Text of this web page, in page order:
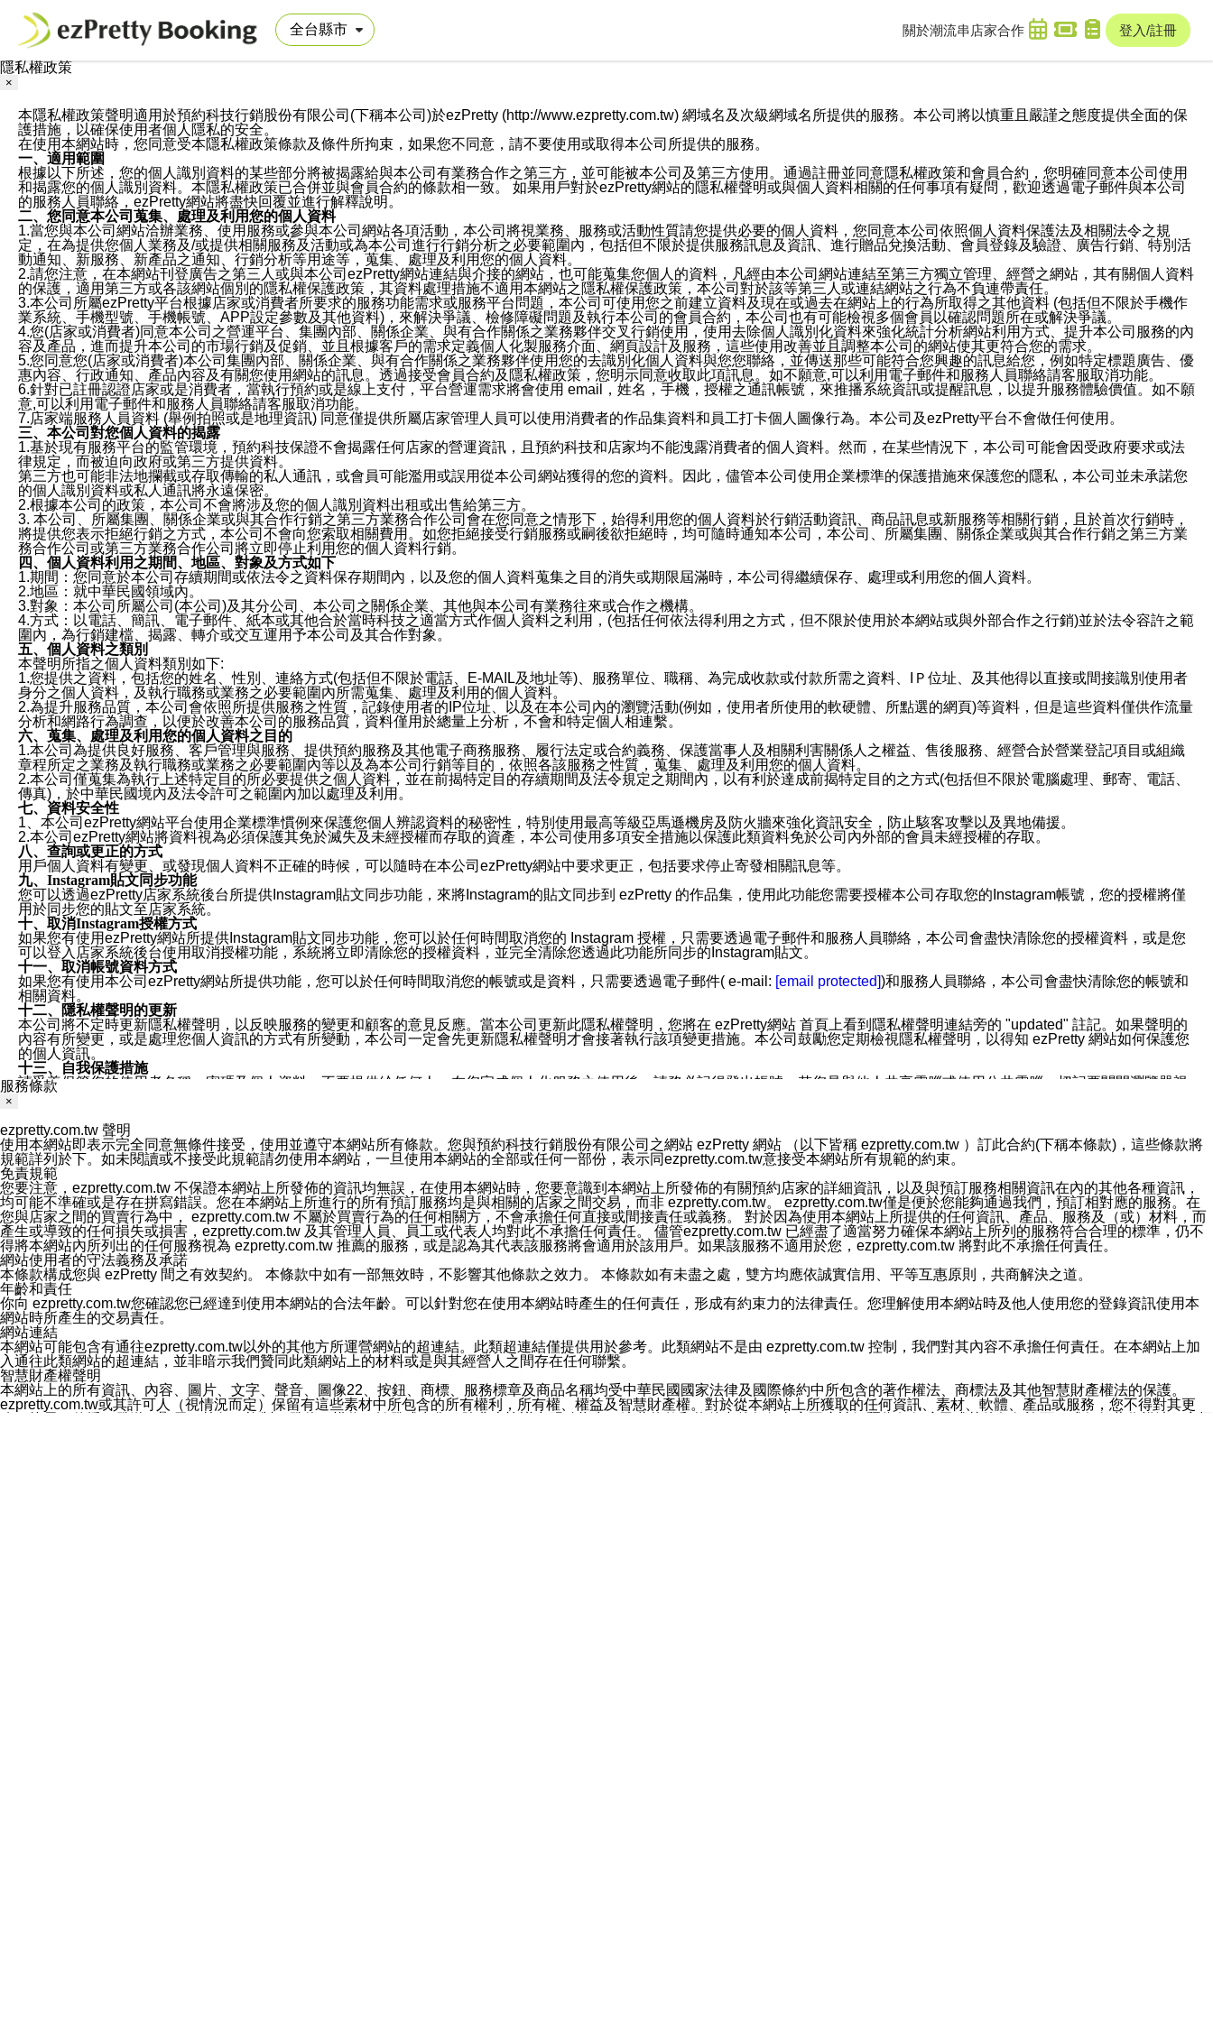
關於潮流串 店家合作 登入/註冊
隱私權政策
×
本隱私權政策聲明適用於預約科技行銷股份有限公司(下稱本公司)於ezPretty (http://www.ezpretty.com.tw) 網域名及次級網域名所提供的服務。本公司將以慎重且嚴謹之態度提供全面的保
護措施，以確保使用者個人隱私的安全。
在使用本網站時，您同意受本隱私權政策條款及條件所拘束，如果您不同意，請不要使用或取得本公司所提供的服務。
一、適用範圍
根據以下所述，您的個人識別資料的某些部分將被揭露給與本公司有業務合作之第三方，並可能被本公司及第三方使用。通過註冊並同意隱私權政策和會員合約，您明確同意本公司使用
和揭露您的個人識別資料。本隱私權政策已合併並與會員合約的條款相一致。 如果用戶對於ezPretty網站的隱私權聲明或與個人資料相關的任何事項有疑問，歡迎透過電子郵件與本公司
的服務人員聯絡，ezPretty網站將盡快回覆並進行解釋說明。
二、您同意本公司蒐集、處理及利用您的個人資料
1.當您與本公司網站洽辦業務、使用服務或參與本公司網站各項活動，本公司將視業務、服務或活動性質請您提供必要的個人資料，您同意本公司依照個人資料保護法及相關法令之規
定，在為提供您個人業務及/或提供相關服務及活動或為本公司進行行銷分析之必要範圍內，包括但不限於提供服務訊息及資訊、進行贈品兌換活動、會員登錄及驗證、廣告行銷、特別活
動通知、新服務、新產品之通知、行銷分析等用途等，蒐集、處理及利用您的個人資料。
2.請您注意，在本網站刊登廣告之第三人或與本公司ezPretty網站連結與介接的網站，也可能蒐集您個人的資料，凡經由本公司網站連結至第三方獨立管理、經營之網站，其有關個人資料
的保護，適用第三方或各該網站個別的隱私權保護政策，其資料處理措施不適用本網站之隱私權保護政策，本公司對於該等第三人或連結網站之行為不負連帶責任。
3.本公司所屬ezPretty平台根據店家或消費者所要求的服務功能需求或服務平台問題，本公司可使用您之前建立資料及現在或過去在網站上的行為所取得之其他資料 (包括但不限於手機作
業系統、手機型號、手機帳號、APP設定參數及其他資料)，來解決爭議、檢修障礙問題及執行本公司的會員合約，本公司也有可能檢視多個會員以確認問題所在或解決爭議。
4.您(店家或消費者)同意本公司之營運平台、集團內部、關係企業、與有合作關係之業務夥伴交叉行銷使用，使用去除個人識別化資料來強化統計分析網站利用方式、提升本公司服務的內
容及產品，進而提升本公司的市場行銷及促銷、並且根據客戶的需求定義個人化製服務介面、網頁設計及服務，這些使用改善並且調整本公司的網站使其更符合您的需求。
5.您同意您(店家或消費者)本公司集團內部、關係企業、與有合作關係之業務夥伴使用您的去識別化個人資料與您您聯絡，並傳送那些可能符合您興趣的訊息給您，例如特定標題廣告、優
惠內容、行政通知、產品內容及有關您使用網站的訊息。透過接受會員合約及隱私權政策，您明示同意收取此項訊息。如不願意,可以利用電子郵件和服務人員聯絡請客服取消功能。
6.針對已註冊認證店家或是消費者，當執行預約或是線上支付，平台營運需求將會使用 email，姓名，手機，授權之通訊帳號，來推播系統資訊或提醒訊息，以提升服務體驗價值。如不願
意,可以利用電子郵件和服務人員聯絡請客服取消功能。
7.店家端服務人員資料 (舉例拍照或是地理資訊) 同意僅提供所屬店家管理人員可以使用消費者的作品集資料和員工打卡個人圖像行為。本公司及ezPretty平台不會做任何使用。
三、本公司對您個人資料的揭露
1.基於現有服務平台的監管環境，預約科技保證不會揭露任何店家的營運資訊，且預約科技和店家均不能洩露消費者的個人資料。然而，在某些情況下，本公司可能會因受政府要求或法
律規定，而被迫向政府或第三方提供資料。
第三方也可能非法地攔截或存取傳輸的私人通訊，或會員可能濫用或誤用從本公司網站獲得的您的資料。因此，儘管本公司使用企業標準的保護措施來保護您的隱私，本公司並未承諾您
的個人識別資料或私人通訊將永遠保密。
2.根據本公司的政策，本公司不會將涉及您的個人識別資料出租或出售給第三方。
3. 本公司、所屬集團、關係企業或與其合作行銷之第三方業務合作公司會在您同意之情形下，始得利用您的個人資料於行銷活動資訊、商品訊息或新服務等相關行銷，且於首次行銷時，
將提供您表示拒絕行銷之方式，本公司不會向您索取相關費用。如您拒絕接受行銷服務或嗣後欲拒絕時，均可隨時通知本公司，本公司、所屬集團、關係企業或與其合作行銷之第三方業
務合作公司或第三方業務合作公司將立即停止利用您的個人資料行銷。
四、個人資料利用之期間、地區、對象及方式如下
1.期間：您同意於本公司存續期間或依法令之資料保存期間內，以及您的個人資料蒐集之目的消失或期限屆滿時，本公司得繼續保存、處理或利用您的個人資料。
2.地區：就中華民國領域內。
3.對象：本公司所屬公司(本公司)及其分公司、本公司之關係企業、其他與本公司有業務往來或合作之機構。
4.方式：以電話、簡訊、電子郵件、紙本或其他合於當時科技之適當方式作個人資料之利用，(包括任何依法得利用之方式，但不限於使用於本網站或與外部合作之行銷)並於法令容許之範
圍內，為行銷建檔、揭露、轉介或交互運用予本公司及其合作對象。
五、個人資料之類別
本聲明所指之個人資料類別如下:
1.您提供之資料，包括您的姓名、性別、連絡方式(包括但不限於電話、E-MAIL及地址等)、服務單位、職稱、為完成收款或付款所需之資料、IＰ位址、及其他得以直接或間接識別使用者
身分之個人資料，及執行職務或業務之必要範圍內所需蒐集、處理及利用的個人資料。
2.為提升服務品質，本公司會依照所提供服務之性質，記錄使用者的IP位址、以及在本公司內的瀏覽活動(例如，使用者所使用的軟硬體、所點選的網頁)等資料，但是這些資料僅供作流量
分析和網路行為調查，以便於改善本公司的服務品質，資料僅用於總量上分析，不會和特定個人相連繫。
六、蒐集、處理及利用您的個人資料之目的
1.本公司為提供良好服務、客戶管理與服務、提供預約服務及其他電子商務服務、履行法定或合約義務、保護當事人及相關利害關係人之權益、售後服務、經營合於營業登記項目或組織
章程所定之業務及執行職務或業務之必要範圍內等以及為本公司行銷等目的，依照各該服務之性質，蒐集、處理及利用您的個人資料。
2.本公司僅蒐集為執行上述特定目的所必要提供之個人資料，並在前揭特定目的存續期間及法令規定之期間內，以有利於達成前揭特定目的之方式(包括但不限於電腦處理、郵寄、電話、
傳真)，於中華民國境內及法令許可之範圍內加以處理及利用。
七、資料安全性
1、本公司ezPretty網站平台使用企業標準慣例來保護您個人辨認資料的秘密性，特別使用最高等級亞馬遜機房及防火牆來強化資訊安全，防止駭客攻擊以及異地備援。
2.本公司ezPretty網站將資料視為必須保護其免於滅失及未經授權而存取的資產，本公司使用多項安全措施以保護此類資料免於公司內外部的會員未經授權的存取。
八、查詢或更正的方式
用戶個人資料有變更、或發現個人資料不正確的時候，可以隨時在本公司ezPretty網站中要求更正，包括要求停止寄發相關訊息等。
九、Instagram貼文同步功能
您可以透過ezPretty店家系統後台所提供Instagram貼文同步功能，來將Instagram的貼文同步到 ezPretty 的作品集，使用此功能您需要授權本公司存取您的Instagram帳號，您的授權將僅
用於同步您的貼文至店家系統。
十、取消Instagram授權方式
如果您有使用ezPretty網站所提供Instagram貼文同步功能，您可以於任何時間取消您的 Instagram 授權，只需要透過電子郵件和服務人員聯絡，本公司會盡快清除您的授權資料，或是您
可以登入店家系統後台使用取消授權功能，系統將立即清除您的授權資料，並完全清除您透過此功能所同步的Instagram貼文。
十一、取消帳號資料方式
如果您有使用本公司ezPretty網站所提供功能，您可以於任何時間取消您的帳號或是資料，只需要透過電子郵件( e-mail: [email protected])和服務人員聯絡，本公司會盡快清除您的帳號和
相關資料。
十二、隱私權聲明的更新
本公司將不定時更新隱私權聲明，以反映服務的變更和顧客的意見反應。當本公司更新此隱私權聲明，您將在 ezPretty網站 首頁上看到隱私權聲明連結旁的 "updated" 註記。如果聲明的
內容有所變更，或是處理您個人資訊的方式有所變動，本公司一定會先更新隱私權聲明才會接著執行該項變更措施。本公司鼓勵您定期檢視隱私權聲明，以得知 ezPretty 網站如何保護您
的個人資訊。
十三、自我保護措施
請妥善保管您的使用者名稱、密碼及個人資料，不要提供給任何人。在您完成個人化服務之使用後，請務必記得登出帳號。若您是與他人共享電腦或使用公共電腦，切記要關閉瀏覽器視
窗，以防止他人讀取您的個人資料、信件或進入所機關管理區。
您同意本公司網站，透過您所提供的郵件地址與您取得聯絡並傳送或宣傳本網站各項服務之資料或電子郵件供您參考。您能依照該資料或電子郵件所指示之方法、說明或功能連結，隨時
停止接收這些資料或電子郵件。
十五、訊息通知
本公司/本服務將以通知型訊息傳送重要訊息給您。即使未加入本公司/本服務好友，您仍可接收到通知型訊息。
本公司/本服務傳送之通知型訊息以對您有效且重要的訊息為限，以廣告或其他目的的訊息皆不會被傳送。滿足以下三個條件者，將可收到通知型訊息。
1.LINE 帳號設定的電話號碼與本公司/本服務所傳來的電話號碼比對相符。
2.該 LINE 帳號已在 LINE APP 設定中，同意接收通知型訊息。
3.LINE 帳號未封鎖傳送訊息之 LINE 官方帳號。
欲變更通知型訊息的設定，操作如下：
1.點選「主頁」＞「設定」
2.點選「隱私設定」
3.點選「提供使用資料」
4.點選「LINE通知型訊息」
5.開關「接收LINE通知型訊息」
❗️關閉「接收通知型訊息」後，將不會接收到來自任何企業官方帳號或認證官方帳號的通知型訊息。
服務條款
×
ezpretty.com.tw 聲明
使用本網站即表示完全同意無條件接受，使用並遵守本網站所有條款。您與預約科技行銷股份有限公司之網站 ezPretty 網站 （以下皆稱 ezpretty.com.tw ）訂此合約(下稱本條款)，這些條款將
規範詳列於下。如未閱讀或不接受此規範請勿使用本網站，一旦使用本網站的全部或任何一部份，表示同ezpretty.com.tw意接受本網站所有規範的約束。
免責規範
您要注意，ezpretty.com.tw 不保證本網站上所發佈的資訊均無誤，在使用本網站時，您要意識到本網站上所發佈的有關預約店家的詳細資訊，以及與預訂服務相關資訊在內的其他各種資訊，
均可能不準確或是存在拼寫錯誤。您在本網站上所進行的所有預訂服務均是與相關的店家之間交易，而非 ezpretty.com.tw。 ezpretty.com.tw僅是便於您能夠通過我們，預訂相對應的服務。在
您與店家之間的買賣行為中， ezpretty.com.tw 不屬於買賣行為的任何相關方，不會承擔任何直接或間接責任或義務。 對於因為使用本網站上所提供的任何資訊、產品、服務及（或）材料，而
產生或導致的任何損失或損害，ezpretty.com.tw 及其管理人員、員工或代表人均對此不承擔任何責任。 儘管ezpretty.com.tw 已經盡了適當努力確保本網站上所列的服務符合合理的標準，仍不
得將本網站內所列出的任何服務視為 ezpretty.com.tw 推薦的服務，或是認為其代表該服務將會適用於該用戶。如果該服務不適用於您，ezpretty.com.tw 將對此不承擔任何責任。
網站使用者的守法義務及承諾
本條款構成您與 ezPretty 間之有效契約。 本條款中如有一部無效時，不影響其他條款之效力。 本條款如有未盡之處，雙方均應依誠實信用、平等互惠原則，共商解決之道。
年齡和責任
你向 ezpretty.com.tw您確認您已經達到使用本網站的合法年齡。可以針對您在使用本網站時產生的任何責任，形成有約束力的法律責任。您理解使用本網站時及他人使用您的登錄資訊使用本
網站時所產生的交易責任。
網站連結
本網站可能包含有通往ezpretty.com.tw以外的其他方所運營網站的超連結。此類超連結僅提供用於參考。此類網站不是由 ezpretty.com.tw 控制，我們對其內容不承擔任何責任。在本網站上加
入通往此類網站的超連結，並非暗示我們贊同此類網站上的材料或是與其經營人之間存在任何聯繫。
智慧財產權聲明
本網站上的所有資訊、內容、圖片、文字、聲音、圖像22、按鈕、商標、服務標章及商品名稱均受中華民國國家法律及國際條約中所包含的著作權法、商標法及其他智慧財產權法的保護。
ezpretty.com.tw或其許可人（視情況而定）保留有這些素材中所包含的所有權利，所有權、權益及智慧財產權。對於從本網站上所獲取的任何資訊、素材、軟體、產品或服務，您不得對其更